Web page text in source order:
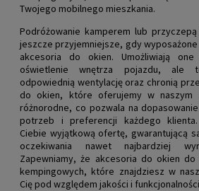
Twojego mobilnego mieszkania.
Podróżowanie kamperem lub
jeszcze przyjemniejsze, gdy
akcesoria do okien. Umożliwiają
oświetlenie wnętrza pojazdu, ale
odpowiednią wentylację oraz chronią
do okien, które oferujemy w naszym
różnorodne, co pozwala na
potrzeb i preferencji każdego
Ciebie wyjątkową ofertę, gwarantującą
oczekiwania nawet najbardziej
Zapewniamy, że akcesoria do okien
kempingowych, które znajdziesz w
Cię pod względem jakości i